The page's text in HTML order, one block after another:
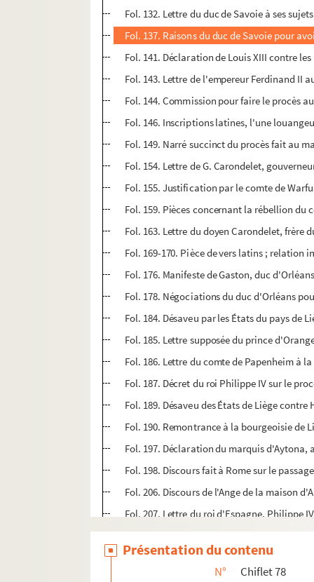
Fol. 132. Lettre du duc de Savoie à ses
Fol. 137. Raisons du duc de Savoie pour
Fol. 141. Déclaration de Louis XIII contre
Fol. 143. Lettre de l'empereur Ferdinand II
Fol. 144. Commission pour faire le procès
Fol. 146. Inscriptions latines, l'une
Fol. 149. Narré succinct du procès fait au
Fol. 154. Lettre de G. Carondelet,
Fol. 155. Justification par le comte de
Fol. 159. Pièces concernant la rébellion du
Fol. 163. Lettre du doyen Carondelet, frère
Fol. 169-170. Pièce de vers latins ;
Fol. 176. Manifeste de Gaston, duc
Fol. 178. Négociations du duc d'Orléans
Fol. 184. Désaveu par les États du pays
Fol. 185. Lettre supposée du prince
Fol. 186. Lettre du comte de Papenheim à
Fol. 187. Décret du roi Philippe IV sur le
Fol. 189. Désaveu des États de Liège contre
Fol. 190. Remontrance à la bourgeoisie de
Fol. 197. Déclaration du marquis
Fol. 198. Discours fait à Rome sur le
Fol. 206. Discours de l'Ange de la maison
Fol. 207. Lettre du roi d'Espagne, Philippe
Fol. 210. Lettre du roi d'Espagne aux États
Fol. 215. Lettre du duc d'Arschot, écrite au
Fol. 216. Manifeste de l'électeur de
Présentation du contenu
N°
Chiflet 78